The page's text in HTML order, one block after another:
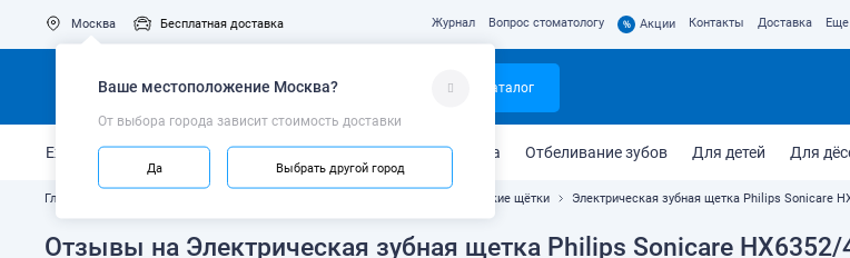
Москва
Ваше местоположение Москва?
От выбора города зависит стоимость доставки
Да Выбрать другой город
Бесплатная доставка Журнал Вопрос стоматологу % Акции Контакты Доставка Еще
Каталог
Ежедневный уход Укрепление эмали Защита от кариеса Отбеливание зубов Для детей Для
Главная Детские электрические щётки Электрическая зубная щетка Philips Sonicare
Отзывы на Электрическая зубная щетка Philips Sonicare HX6352/